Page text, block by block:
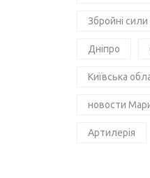
Збройні сили
Дніпро
Київська
новости
Артилерія